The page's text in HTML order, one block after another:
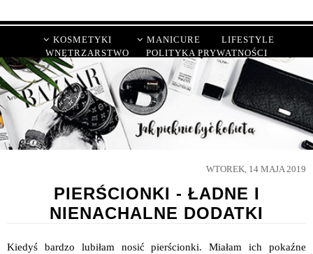
KOSMETYKI MANICURE
LIFESTYLE
WNĘTRZARSTWO
POLITYKA PRYWATNOŚCI
WTOREK, 14 MAJA 2019
PIERŚCIONKI - ŁADNE I
NIENACHALNE DODATKI
Kiedyś bardzo lubiłam nosić pierścionki. Miałam ich pokaźne